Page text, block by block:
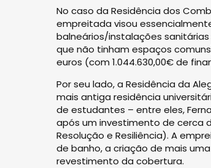
No caso da Residência dos
empreitada visou
balneários/instalações
que não tinham espaços
euros (com 1.044.630,00€ de
Por seu lado, a Residência da
mais antiga residência
de estudantes – entre eles,
após um investimento de cerca
Resolução e Resiliência). A
de banho, a criação de mais
revestimento da cobertura.